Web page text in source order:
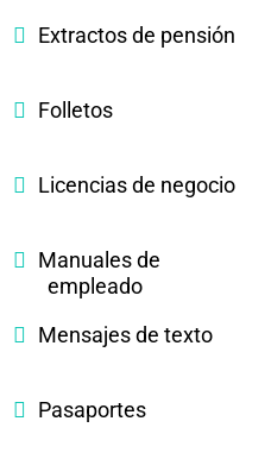
Extractos de pensión
Folletos
Licencias de negocio
Manuales de
empleado
Mensajes de texto
Pasaportes